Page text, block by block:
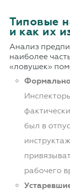
Типовые
и как их
Анализ
наиболее
«ловушек»
был в
рабочего